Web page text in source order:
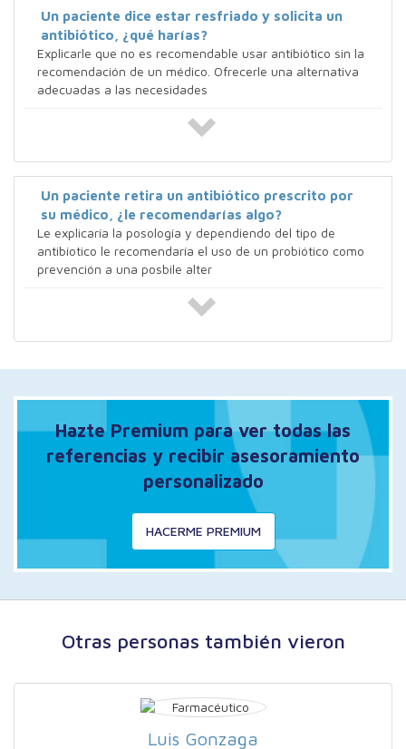
Un paciente dice estar resfriado y solicita un
antibiótico, ¿qué harías?
Explicarle que no es recomendable usar antibiótico sin la
recomendación de un médico. Ofrecerle una alternativa
adecuadas a las necesidades
Un paciente retira un antibiótico prescrito por
su médico, ¿le recomendarías algo?
Le explicaría la posología y dependiendo del tipo de
antibíotico le recomendaría el uso de un probiótico como
prevención a una posbile alter
Hazte Premium para ver todas las
referencias y recibir asesoramiento
personalizado
HACERME PREMIUM
Otras personas también vieron
Luis Gonzaga